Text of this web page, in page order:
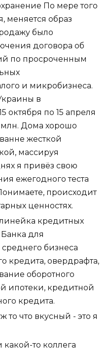
По мере того
меняется образ
было
договора об
по просроченным
и микробизнеса.
в
октября по 15 апреля
млн. Дома хорошо
жесткой
массируя
я привёз свою
ежегодного теста
происходит
ценностях.
кредитных
для
бизнеса
кредита, овердрафта,
оборотного
ипотеки, кредитной
кредита.
то что вкусный - это я
то коллега